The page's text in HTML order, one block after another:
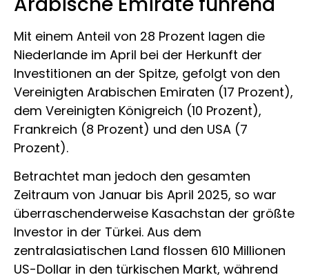
Mit einem Anteil von 28 Prozent lagen die
Niederlande im April bei der Herkunft der
Investitionen an der Spitze, gefolgt von den
Vereinigten Arabischen Emiraten (17 Prozent),
dem Vereinigten Königreich (10 Prozent),
Frankreich (8 Prozent) und den USA (7
Prozent).
Betrachtet man jedoch den gesamten
Zeitraum von Januar bis April 2025, so war
überraschenderweise Kasachstan der größte
Investor in der Türkei. Aus dem
zentralasiatischen Land flossen 610 Millionen
US-Dollar in den türkischen Markt, während